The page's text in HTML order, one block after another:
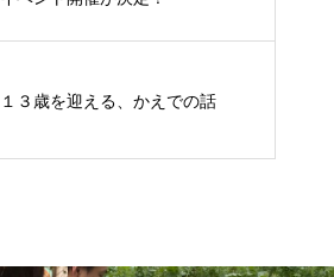
１３歳を迎える、かえでの話